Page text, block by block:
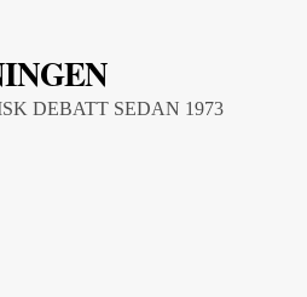
DEBATT SEDAN 1973